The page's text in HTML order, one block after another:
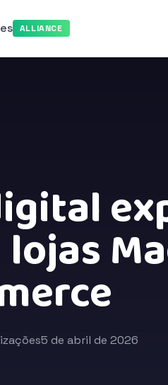
ALLIANCE
lojas
5 de abril de 2026